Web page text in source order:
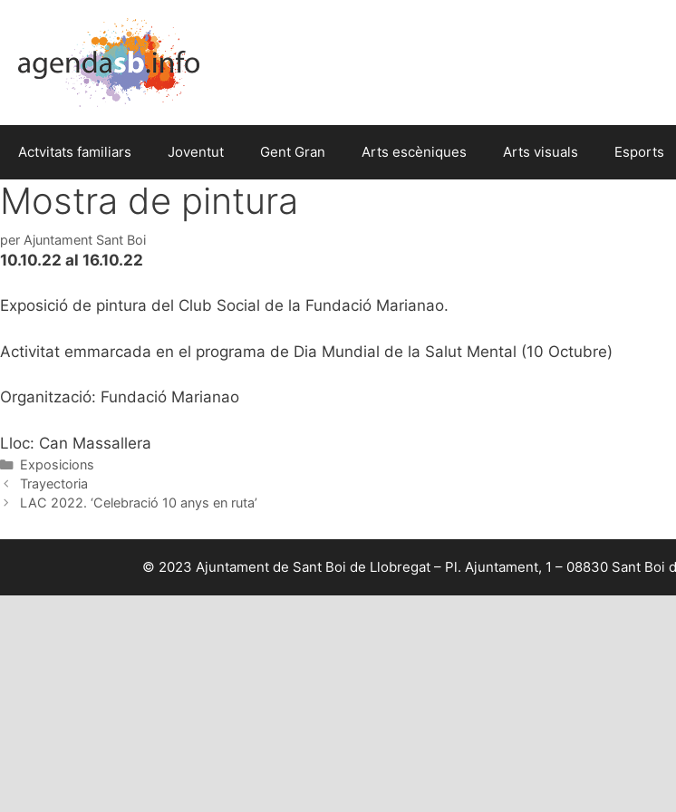
Actvitats familiars Joventut Gent Gran Arts escèniques Arts visuals Esports
Mostra de pintura
per Ajuntament Sant Boi
10.10.22 al 16.10.22
Exposició de pintura del Club Social de la Fundació Marianao.
Activitat emmarcada en el programa de Dia Mundial de la Salut Mental (10 Octubre)
Organització: Fundació Marianao
Lloc: Can Massallera
Categories
Exposicions
Trayectoria
LAC 2022. ‘Celebració 10 anys en ruta’
© 2023 Ajuntament de Sant Boi de Llobregat – Pl. Ajuntament, 1 – 08830 Sant Boi